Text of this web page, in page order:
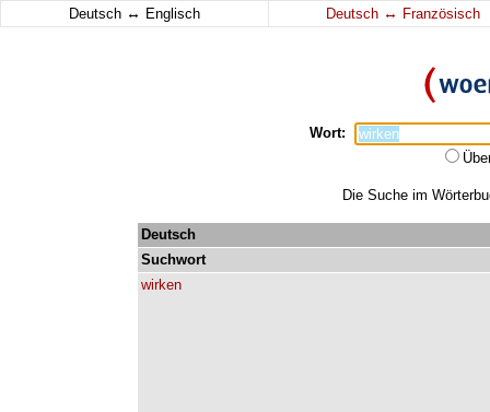
Deutsch ↔ Englisch Deutsch ↔ Französisch
Wort:
Die Suche im
Deutsch
Suchwort
wirken